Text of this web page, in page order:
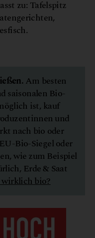
zu: Tafelspitz
Am besten
saisonalen Bio-
ist, kauf
und
nach bio oder
Bio-Siegel oder
wie zum Beispiel
Erde & Saat
bio?